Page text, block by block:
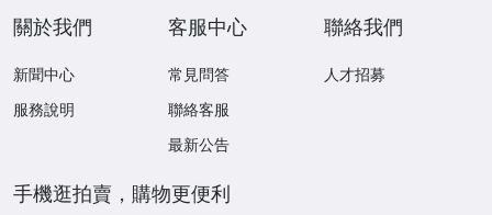
關於我們
新聞中心
服務說明
客服中心
常見問答
聯絡客服
最新公告
聯絡我們
人才招募
手機逛拍賣，購物更便利